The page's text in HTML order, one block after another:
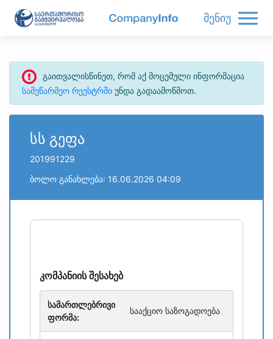
მენიუ
გაითვალისწინეთ, რომ აქ მოცემული ინფორმაცია
სამეწარმეო რეესტრში უნდა გადაამოწმოთ.
სს გეფა
201991229
ბოლო განახლება: 16.06.2026 04:09
კომპანიის შესახებ
სამართლებრივი
ფორმა:
სააქციო საზოგადოება